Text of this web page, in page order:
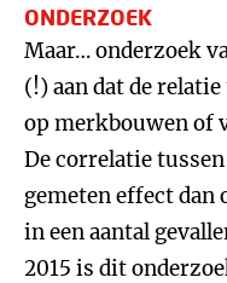
ONDERZOEK
Maar… onderzoek
(!) aan dat de
op merkbouwen of
De correlatie
gemeten effect dan
in een aantal
2015 is dit